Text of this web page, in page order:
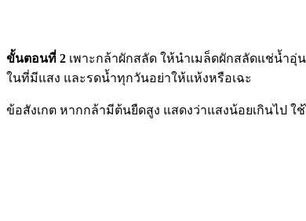
ขั้นตอนที่ 2 เพาะกล้าผักสลัด ให้นำเมล็ดผักสลัดแช่น้ำอุ่
ในที่มีแสง และรดน้ำทุกวันอย่าให้แห้งหรือเฉะ
ข้อสังเกต หากกล้ามีต้นยืดสูง แสดงว่าแสงน้อยเกินไป ใ